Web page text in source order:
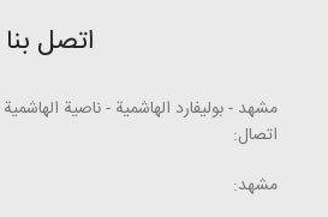
اتصل بنا
مشهد - بوليفارد الهاشمية - ناصية الهاشمية 6 - برج أبان بلازا
اتصال:
مشهد: